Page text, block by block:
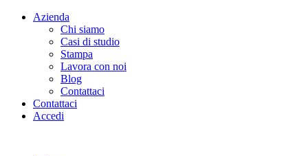
Azienda
Chi siamo
Casi di studio
Stampa
Lavora con noi
Blog
Contattaci
Contattaci
Accedi